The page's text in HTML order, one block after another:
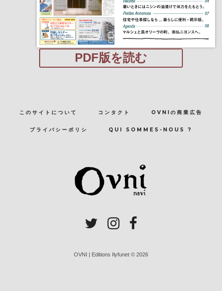
PDF版を読む
このサイトについて コンタクト OVNIの商業広告
プライバシーポリシ QUI SOMMES-NOUS ?
OVNI | Editions Ilyfunet © 2026